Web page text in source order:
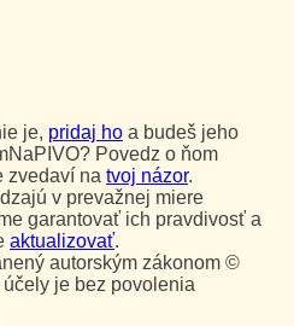
je, pridaj ho a budeš jeho
Povedz o ňom
zvedaví na tvoj názor.
v prevažnej miere
garantovať ich pravdivosť a
aktualizovať.
autorským zákonom ©
je bez povolenia